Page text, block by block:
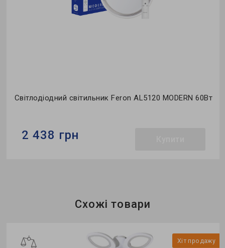
Світлодіодний світильник Feron AL5120 MODERN 60Вт
2 438 грн
MODERNСхожі товари
Хіт продажу